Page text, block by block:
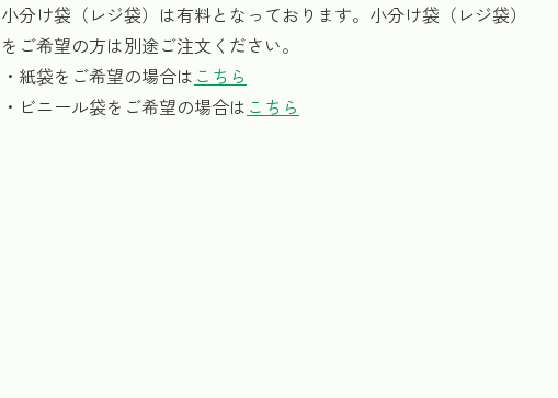
小分け袋（レジ袋）は有料となっております。小分け袋（レジ袋）
をご希望の方は別途ご注文ください。
・紙袋をご希望の場合は こちら
・ビニール袋をご希望の場合は こちら